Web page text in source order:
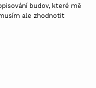
budov, které mě
ale zhodnotit